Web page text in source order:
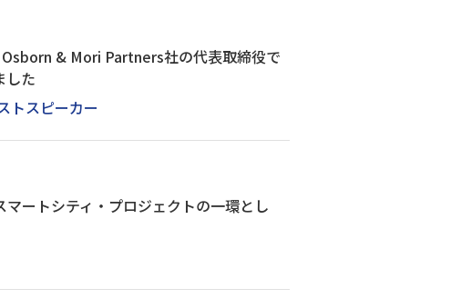
& Mori Partners社の代表取締役で
した
トスピーカー
ートシティ・プロジェクトの一環とし